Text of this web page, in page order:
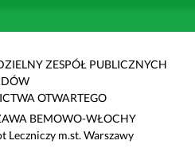
ZESPÓŁ PUBLICZNYCH
OTWARTEGO
BEMOWO-WŁOCHY
Leczniczy m.st. Warszawy